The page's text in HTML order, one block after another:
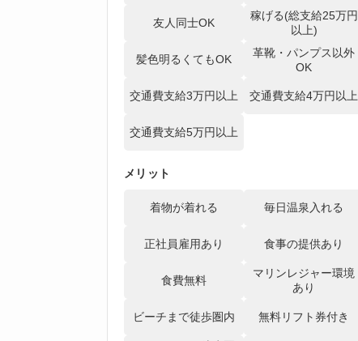
友人同士OK
稼げる(総支給25万円
以上)
髪色明るくてもOK
革靴・パンプス以外
OK
交通費支給3万円以上 交通費支給4万円以上
交通費支給5万円以上
メリット
着物が着れる 毎日温泉入れる
正社員雇用あり 食事の提供あり
食費無料
マリンレジャー環境
あり
ビーチまで徒歩圏内 無料リフト券付き